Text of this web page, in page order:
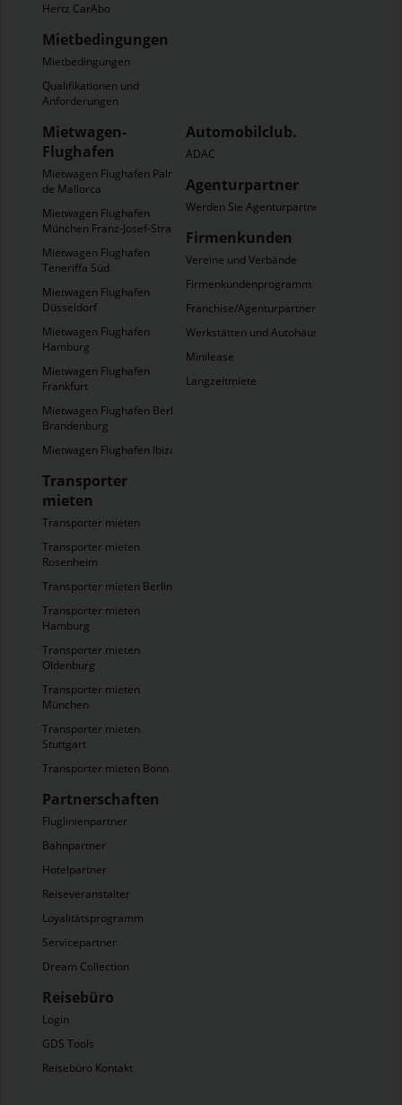
Hertz CarAbo
Mietbedingungen
Mietbedingungen
Qualifikationen und
Anforderungen
Mietwagen-
Flughafen
Mietwagen Flughafen Palma
de Mallorca
Mietwagen Flughafen
München Franz-Josef-Strauß
Mietwagen Flughafen
Teneriffa Süd
Mietwagen Flughafen
Düsseldorf
Mietwagen Flughafen
Hamburg
Mietwagen Flughafen
Frankfurt
Mietwagen Flughafen Berlin
Brandenburg
Mietwagen Flughafen Ibiza
Transporter
mieten
Transporter mieten
Transporter mieten
Rosenheim
Transporter mieten Berlin
Transporter mieten
Hamburg
Transporter mieten
Oldenburg
Transporter mieten
München
Transporter mieten
Stuttgart
Transporter mieten Bonn
Automobilclub.
ADAC
Agenturpartner
Werden Sie Agenturpartner
Firmenkunden
Vereine und Verbände
Firmenkundenprogramm
Franchise/Agenturpartner
Werkstätten und Autohäuser
Minilease
Langzeitmiete
Partnerschaften
Fluglinienpartner
Bahnpartner
Hotelpartner
Reiseveranstalter
Loyalitätsprogramm
Servicepartner
Dream Collection
Reisebüro
Login
GDS Tools
Reisebüro Kontakt